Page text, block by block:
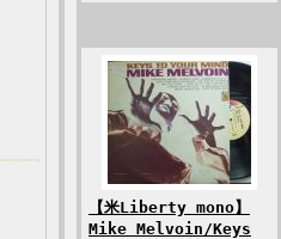
【米Liberty mono】
Mike Melvoin/Keys